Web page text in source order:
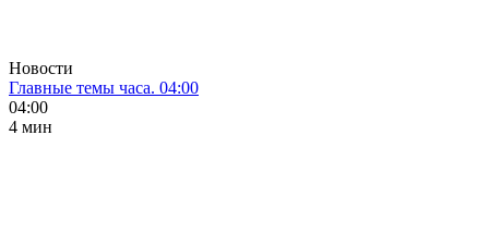
Новости
Главные темы часа. 04:00
04:00
4 мин